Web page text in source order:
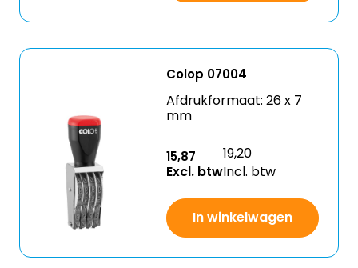
Colop 07004
Afdrukformaat: 26 x 7
mm
15,87
Excl. btw
19,20
Incl. btw
In winkelwagen